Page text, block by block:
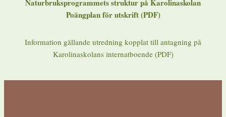
Naturbruksprogrammets struktur på Karolinaskolan
Poängplan för utskrift (PDF)
Information gällande utredning kopplat till antagning på
Karolinaskolans internatboende (PDF)